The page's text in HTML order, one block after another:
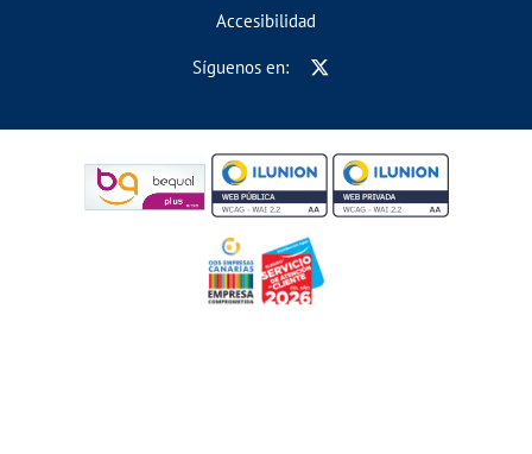
Accesibilidad
Síguenos en: